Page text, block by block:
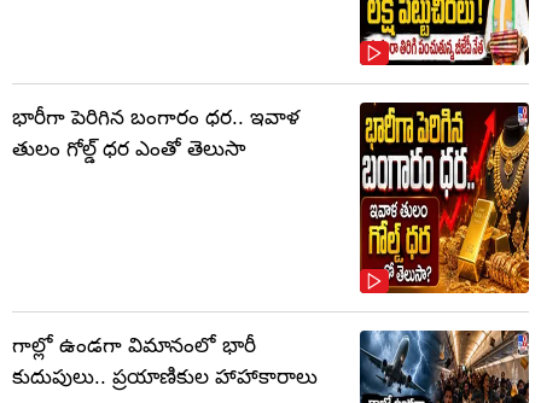
భారీగా పెరిగిన బంగారం ధర.. ఇవాళ
తులం గోల్డ్‌ ధర ఎంతో తెలుసా
గాల్లో ఉండగా విమానంలో భారీ
కుదుపులు.. ప్రయాణికుల హాహాకారాలు